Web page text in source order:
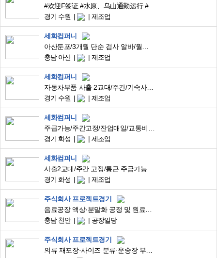
#欢迎F签证 #水原、乌山通勤运行 #印章 #智能钥匙 #可周供
경기 수원
제조업
세화컴퍼니
충남 아산
제조업
세화컴퍼니
자동차부품 사출 2교대/주간/기숙사/주급/초보가능
경기 수원
제조업
세화컴퍼니
경기 화성
제조업
세화컴퍼니
사출2교대/주간 고정/통근 주급가능
경기 화성
제조업
주식회사 프로젝트경기
충남 천안
공장일당
주식회사 프로젝트경기